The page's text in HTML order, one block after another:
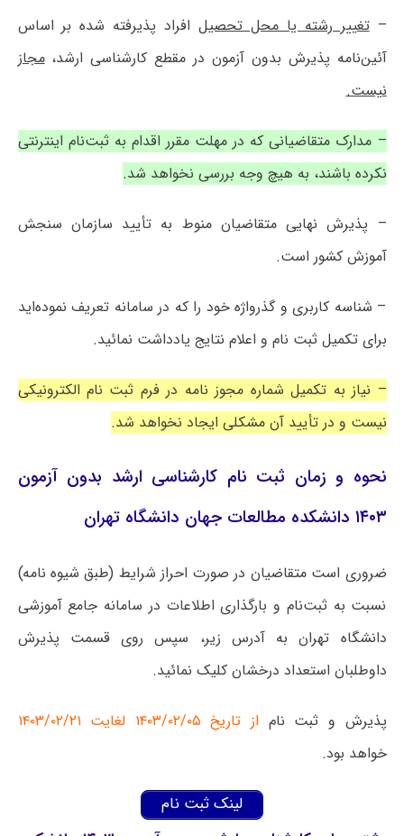
–تغییر رشته یا محل تحصیل افراد پذیرفته شده بر اساس
آئین‌نامه پذیرش بدون آزمون در مقطع کارشناسی ارشد،مجاز
نیست.
– مدارک متقاضیانی که در مهلت مقرر اقدام به ثبت‌نام اینترنتی
نکرده باشند، به هیچ وجه بررسی نخواهد شد.
– پذیرش نهایی متقاضیان منوط به تأیید سازمان سنجش
آموزش کشور است.
– شناسه کاربری و گذرواژه خود را که در سامانه تعریف نموده‌اید
برای تکمیل ثبت نام و اعلام نتایج یادداشت نمائید.
– نیاز به تکمیل شماره مجوز نامه در فرم ثبت نام الکترونیکی
نیست و در تأیید آن مشکلی ایجاد نخواهد شد.
نحوه و زمان ثبت نام کارشناسی ارشد بدون آزمون
۱۴۰۳ دانشکده مطالعات جهان دانشگاه تهران
ضروری است متقاضیان در صورت احراز شرایط (طبق شیوه نامه)
نسبت به ثبت‌نام و بارگذاری اطلاعات در سامانه جامع آموزشی
دانشگاه تهران به آدرس زیر، سپس روی قسمت پذیرش
داوطلبان استعداد درخشان کلیک نمائید.
پذیرش و ثبت نام از تاریخ ۱۴۰۳/۰۲/۰۵ لغایت ۱۴۰۳/۰۲/۲۱
خواهد بود.
لینک ثبت نام